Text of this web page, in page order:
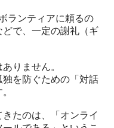
ランティアに頼るの
で、一定の謝礼（ギ
りません。
を防ぐための「対話
たのは、「オンライ